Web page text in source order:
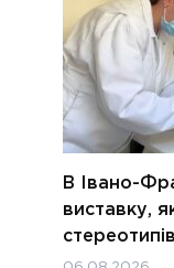
В Івано-
виставку,